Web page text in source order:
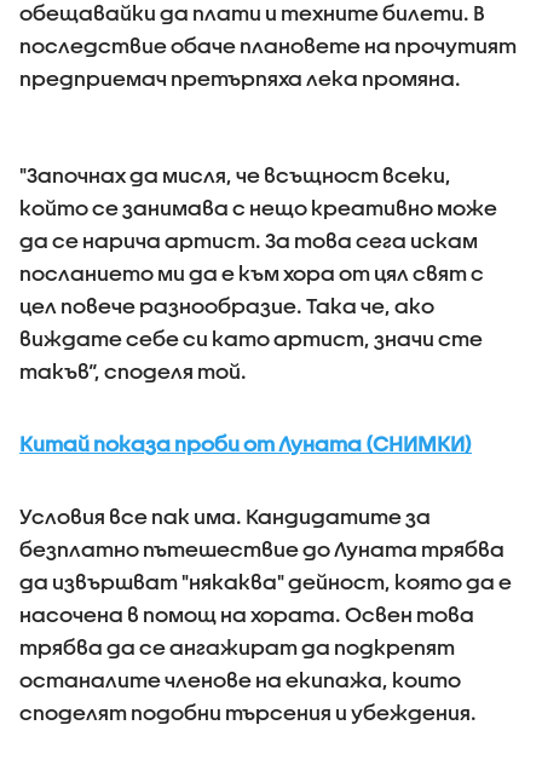
обещавайки да плати и техните билети. В
последствие обаче плановете на прочутият
предприемач претърпяха лека промяна.
"Започнах да мисля, че всъщност всеки,
който се занимава с нещо креативно може
да се нарича артист. За това сега искам
посланието ми да е към хора от цял свят с
цел повече разнообразие. Така че, ако
виждате себе си като артист, значи сте
такъв“, споделя той.
Китай показа проби от Луната (СНИМКИ)
Условия все пак има. Кандидатите за
безплатно пътешествие до Луната трябва
да извършват "някаква" дейност, която да е
насочена в помощ на хората. Освен това
трябва да се ангажират да подкрепят
останалите членове на екипажа, които
споделят подобни търсения и убеждения.